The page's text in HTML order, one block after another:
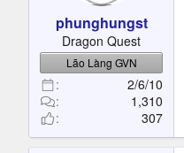
phunghungst
Dragon Quest
Lão Làng GVN
2/6/10
1,310
307